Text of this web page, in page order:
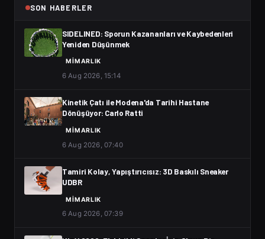
SON HABERLER
SIDELINED: Sporun Kazananları ve Kaybedenleri
Yeniden Düşünmek
MIMARLIK
6 Aug 2026, 15:14
Kinetik Çatı ile Modena'da Tarihi Hastane
Dönüşüyor: Carlo Ratti
MIMARLIK
6 Aug 2026, 07:40
Tamiri Kolay, Yapıştırıcısız: 3D Baskılı Sneaker
UDBR
MIMARLIK
6 Aug 2026, 07:39